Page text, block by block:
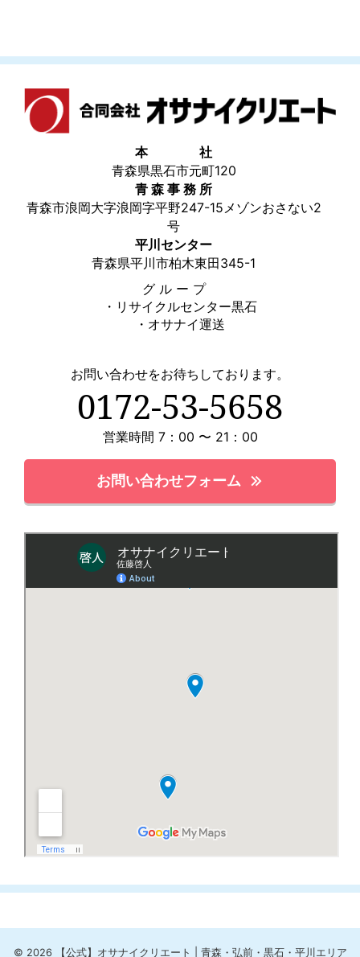
本 社
青森県黒石市元町120
青 森 事 務 所
青森市浪岡大字浪岡字平野247-15メゾンおさない2
号
平川センター
青森県平川市柏木東田345-1
グ ル ー プ
・リサイクルセンター黒石
・オサナイ運送
お問い合わせをお待ちしております。
0172-53-5658
営業時間 7：00 〜 21：00
お問い合わせフォーム
© 2026 【公式】オサナイクリエート | 青森・弘前・黒石・平川エリア